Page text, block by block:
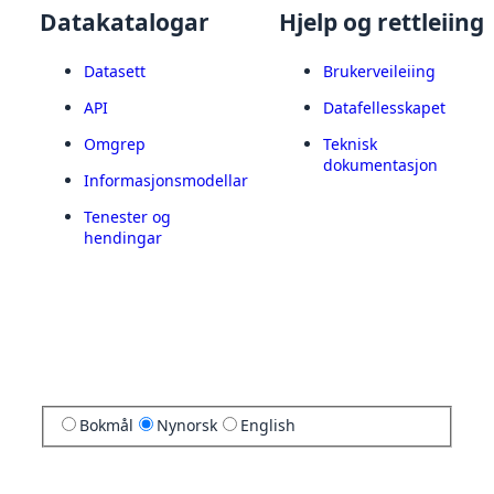
Datakatalogar
Datasett
API
Omgrep
Informasjonsmodellar
Tenester og
hendingar
Hjelp og rettleiing
Brukerveileiing
Datafellesskapet
Teknisk
dokumentasjon
Bokmål Nynorsk English